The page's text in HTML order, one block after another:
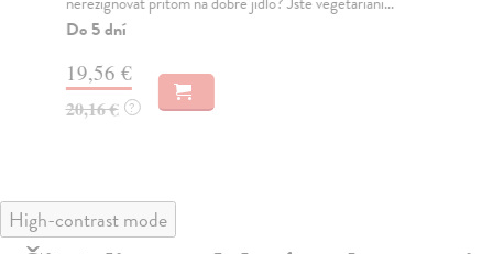
Do 5 dní
19,56 €
20,16 € ?
High-contrast mode